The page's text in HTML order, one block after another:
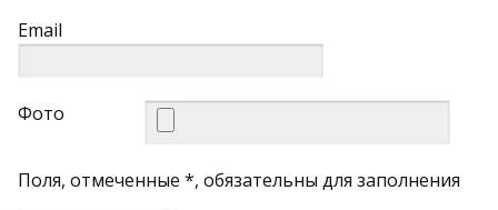
Email
Фото
Поля, отмеченные *, обязательны для заполнения